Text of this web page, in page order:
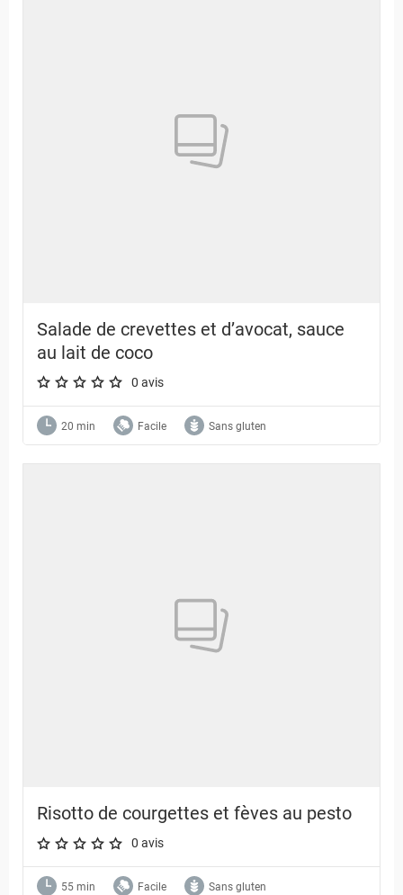
Salade de crevettes et d’avocat, sauce
au lait de coco
A star rating of 0 out of 5.
0 avis
20 min Facile Sans gluten
Risotto de courgettes et fèves au pesto
A star rating of 0 out of 5.
0 avis
55 min Facile Sans gluten